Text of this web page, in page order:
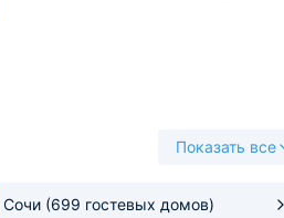
Показать все
Сочи (699 гостевых домов)